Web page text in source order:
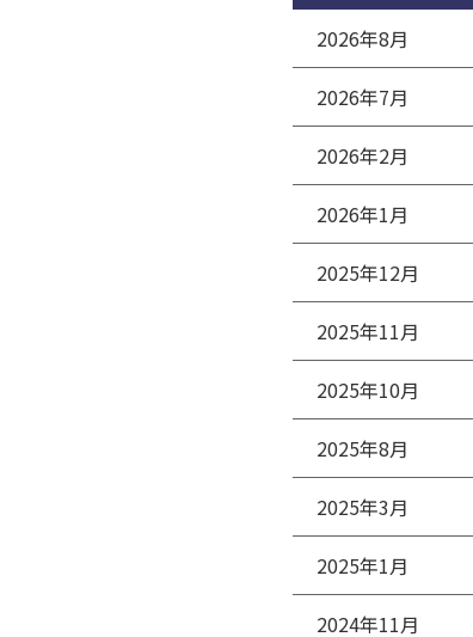
2026年8月
2026年7月
2026年2月
2026年1月
2025年12月
2025年11月
2025年10月
2025年8月
2025年3月
2025年1月
2024年11月